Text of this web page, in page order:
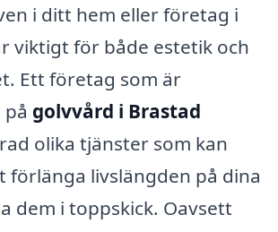
i ditt hem eller företag i
viktigt för både estetik och
Ett företag som är
golvvård i Brastad
olika tjänster som kan
förlänga livslängden på dina
dem i toppskick. Oavsett